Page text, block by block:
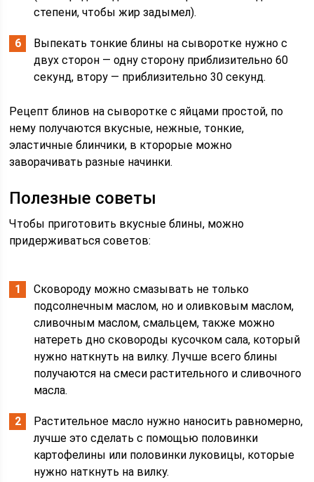
степени, чтобы жир задымел).
Выпекать тонкие блины на сыворотке нужно с
двух сторон — одну сторону приблизительно 60
секунд, втору — приблизительно 30 секунд.
Рецепт блинов на сыворотке с яйцами простой, по
нему получаются вкусные, нежные, тонкие,
эластичные блинчики, в кторорые можно
заворачивать разные начинки.
Полезные советы
Чтобы приготовить вкусные блины, можно
придерживаться советов:
Сковороду можно смазывать не только
подсолнечным маслом, но и оливковым маслом,
сливочным маслом, смальцем, также можно
натереть дно сковороды кусочком сала, который
нужно наткнуть на вилку. Лучше всего блины
получаются на смеси растительного и сливочного
масла.
Растительное масло нужно наносить равномерно,
лучше это сделать с помощью половинки
картофелины или половинки луковицы, которые
нужно наткнуть на вилку.